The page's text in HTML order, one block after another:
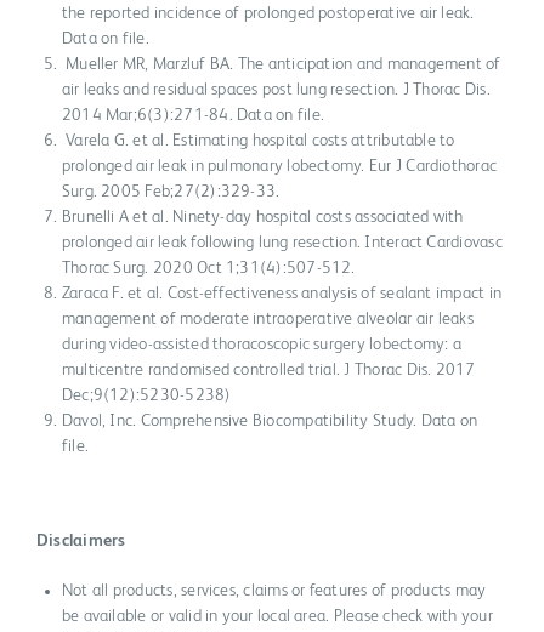
the reported incidence of prolonged postoperative air leak.
Data on file.
Mueller MR, Marzluf BA. The anticipation and management of
air leaks and residual spaces post lung resection. J Thorac Dis.
2014 Mar;6(3):271-84. Data on file.
Varela G. et al. Estimating hospital costs attributable to
prolonged air leak in pulmonary lobectomy. Eur J Cardiothorac
Surg. 2005 Feb;27(2):329-33.
Brunelli A et al. Ninety-day hospital costs associated with
prolonged air leak following lung resection. Interact Cardiovasc
Thorac Surg. 2020 Oct 1;31(4):507-512.
Zaraca F. et al. Cost-effectiveness analysis of sealant impact in
management of moderate intraoperative alveolar air leaks
during video-assisted thoracoscopic surgery lobectomy: a
multicentre randomised controlled trial. J Thorac Dis. 2017
Dec;9(12):5230-5238)
Davol, Inc. Comprehensive Biocompatibility Study. Data on
file.
Disclaimers
Not all products, services, claims or features of products may
be available or valid in your local area. Please check with your